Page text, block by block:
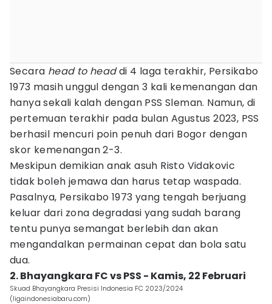
Secara head to headdi 4 laga terakhir, Persikabo
1973 masih unggul dengan 3 kali kemenangan dan
hanya sekali kalah dengan PSS Sleman. Namun, di
pertemuan terakhir pada bulan Agustus 2023, PSS
berhasil mencuri poin penuh dari Bogor dengan
skor kemenangan 2-3.
Meskipun demikian anak asuh Risto Vidakovic
tidak boleh jemawa dan harus tetap waspada.
Pasalnya, Persikabo 1973 yang tengah berjuang
keluar dari zona degradasi yang sudah barang
tentu punya semangat berlebih dan akan
mengandalkan permainan cepat dan bola satu
dua.
2. Bhayangkara FC vs PSS - Kamis, 22 Februari
Skuad Bhayangkara Presisi Indonesia FC 2023/2024
(ligaindonesiabaru.com)